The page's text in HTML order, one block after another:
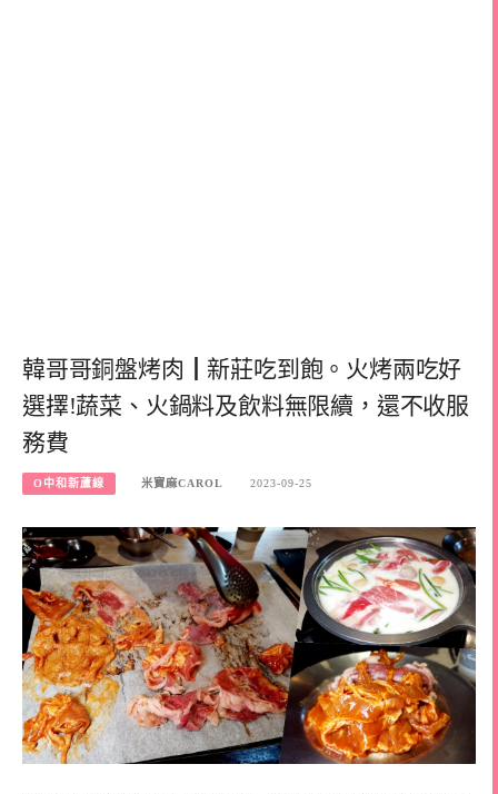
韓哥哥銅盤烤肉┃新莊吃到飽。火烤兩吃好
選擇!蔬菜、火鍋料及飲料無限續，還不收服
務費
O中和新蘆線 米寶麻CAROL 2023-09-25